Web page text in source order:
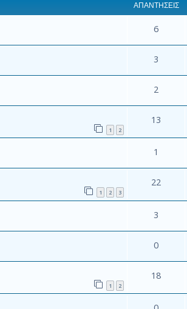
ΑΠΑΝΤΉΣΕΙΣ
6
3
2
1 2
13
1
1 2 3
22
3
0
1 2
18